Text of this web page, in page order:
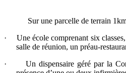
Sur une parcelle de terrain
·
Une école comprenant six
salle de réunion, un préau-
·
Un dispensaire géré par la